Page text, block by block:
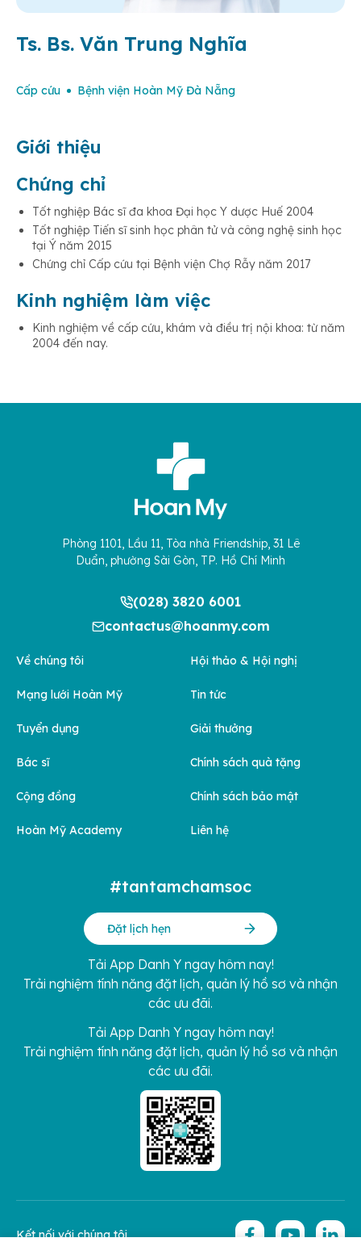
Ts. Bs. Văn Trung Nghĩa
Cấp cứu Bệnh viện Hoàn Mỹ Đà Nẵng
Giới thiệu
Chứng chỉ
Tốt nghiệp Bác sĩ đa khoa Đại học Y dược Huế 2004
Tốt nghiệp Tiến sĩ sinh học phân tử và công nghệ sinh học
tại Ý năm 2015
Chứng chỉ Cấp cứu tại Bệnh viện Chợ Rẫy năm 2017
Kinh nghiệm làm việc
Kinh nghiệm về cấp cứu, khám và điều trị nội khoa: từ năm
2004 đến nay.
Phòng 1101, Lầu 11, Tòa nhà Friendship, 31 Lê
Duẩn, phường Sài Gòn, TP. Hồ Chí Minh
(028) 3820 6001
contactus@hoanmy.com
Về chúng tôi
Mạng lưới Hoàn Mỹ
Tuyển dụng
Bác sĩ
Cộng đồng
Hoàn Mỹ Academy
Hội thảo & Hội nghị
Tin tức
Giải thưởng
Chính sách quà tặng
Chính sách bảo mật
Liên hệ
#tantamchamsoc
Đặt lịch hẹn
Tải App Danh Y ngay hôm nay!
Trải nghiệm tính năng đặt lịch, quản lý hồ sơ và nhận
các ưu đãi.
Tải App Danh Y ngay hôm nay!
Trải nghiệm tính năng đặt lịch, quản lý hồ sơ và nhận
các ưu đãi.
Kết nối với chúng tôi